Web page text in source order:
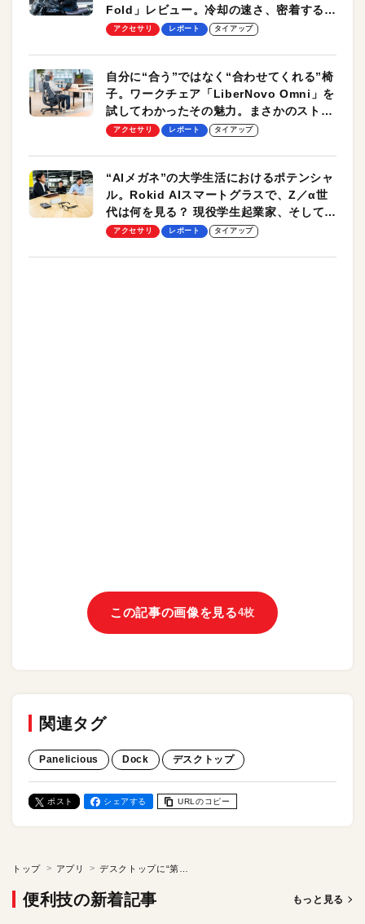
Fold」レビュー。冷却の速さ、密着する冷
却プレート、シンプルな操作性がグッド！
アクセサリ レポート タイアップ
自分に“合う”ではなく“合わせてくれる”椅
子。ワークチェア「LiberNovo Omni」を
試してわかったその魅力。まさかのストレ
ッチ機能も搭載
アクセサリ レポート タイアップ
“AIメガネ”の大学生活におけるポテンシャ
ル。Rokid AIスマートグラスで、Z／α世
代は何を見る？ 現役学生起業家、そして教
授による体験会レポート【PR】
アクセサリ レポート タイアップ
この記事の画像を見る4枚
関連タグ
Panelicious Dock デスクトップ
ポスト シェアする URLのコピー
トップ アプリ
便利技の新着記事 もっと見る